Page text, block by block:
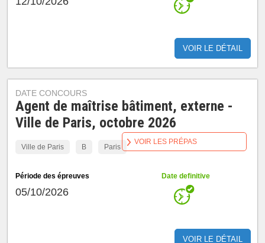
VOIR LE DÉTAIL
DATE CONCOURS
Agent de maîtrise bâtiment, externe -
Ville de Paris, octobre 2026
Ville de Paris B Paris
Période des épreuves
05/10/2026
Date definitive
VOIR LE DÉTAIL
VOIR LES PRÉPAS